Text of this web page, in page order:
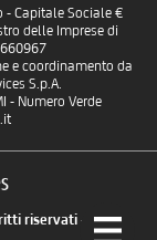
- Capitale Sociale €
delle Imprese di
e coordinamento da
S.p.A.
- Numero Verde
riservati - P.IVA